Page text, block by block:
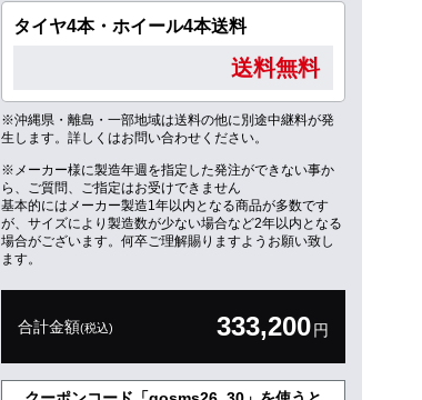
タイヤ4本・ホイール4本送料
送料無料
※沖縄県・離島・一部地域は送料の他に別途中継料が発
生します。詳しくはお問い合わせください。
※メーカー様に製造年週を指定した発注ができない事か
ら、ご質問、ご指定はお受けできません
基本的にはメーカー製造1年以内となる商品が多数です
が、サイズにより製造数が少ない場合など2年以内となる
場合がございます。何卒ご理解賜りますようお願い致し
ます。
合計金額(税込) 333,200円